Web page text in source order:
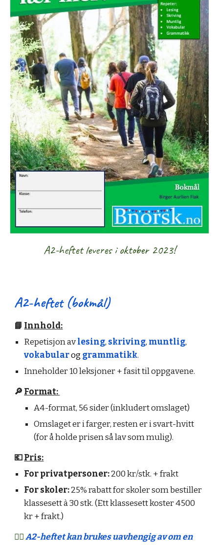
A2-heftet leveres i oktober 2023!
A2-heftet (bokmål)
📘 Innhold:
Repetisjon avlesing, skriving, muntlig,
vokabularog grammatikk.
Inneholder 10 leksjoner + fasit til oppgavene.
🔎 Format:
A4-format, 56 sider (inkludert omslaget)
Omslaget er i farger, resten er i svart-hvitt
(for å holde prisen så lav som mulig).
💶Pris:
For privatpersoner:200 kr/stk. + frakt
For skoler:25% rabatt for skoler som bestiller
klassesett à 30 stk. (Ett klassesett koster 4500
kr + frakt.)
👍🏻A2-heftet kan brukes uavhengig av om en